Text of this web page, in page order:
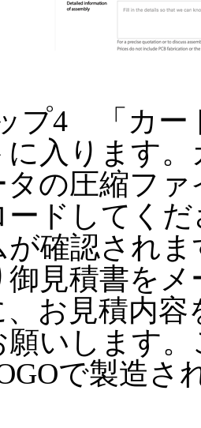
プ4 「カー
に入ります
タの圧縮フ
ードしてく
が確認されま
御見積書を
、お見積内
願いします
で製造さ